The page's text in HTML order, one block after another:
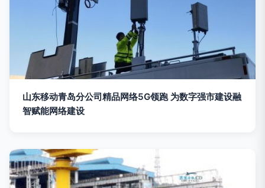
山东移动青岛分公司精品网络5G领跑 为数字强市建设融
智赋能网络建设